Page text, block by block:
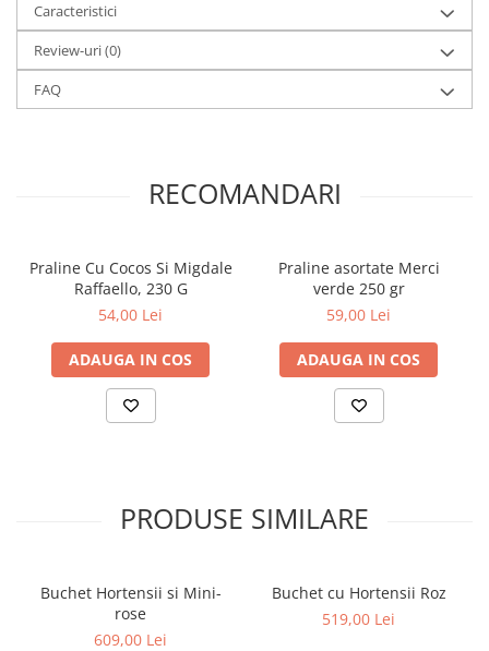
Caracteristici
Review-uri(0)
FAQ
RECOMANDARI
Praline Cu Cocos Si Migdale
Raffaello, 230 G
54,00 Lei
ADAUGA IN COS
Praline asortate Merci
verde 250 gr
59,00 Lei
ADAUGA IN COS
PRODUSE SIMILARE
Buchet Hortensii si Mini-
rose
609,00 Lei
Buchet cu Hortensii Roz
519,00 Lei